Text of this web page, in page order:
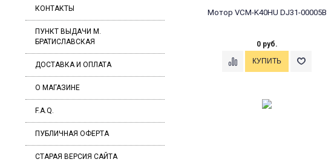
КОНТАКТЫ
ПУНКТ ВЫДАЧИ М.
БРАТИСЛАВСКАЯ
ДОСТАВКА И ОПЛАТА
О МАГАЗИНЕ
F.A.Q.
ПУБЛИЧНАЯ ОФЕРТА
СТАРАЯ ВЕРСИЯ САЙТА
Мотор VCM-K40HU DJ31-00005B
0 руб.